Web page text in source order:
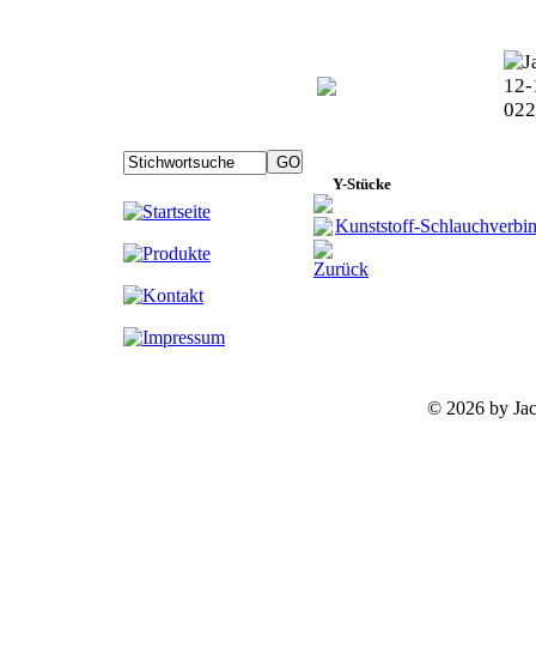
Y-Stücke
Kunststoff-
Zurück
© 2026 by